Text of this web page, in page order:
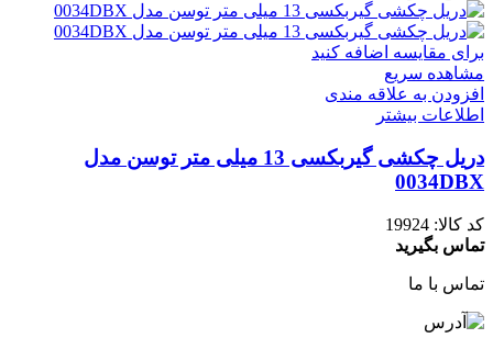
برای مقایسه اضافه کنید
مشاهده سریع
افزودن به علاقه مندی
اطلاعات بیشتر
دریل چکشی گیربکسی 13 میلی متر توسن مدل
0034DBX
کد کالا: 19924
تماس بگیرید
تماس با ما